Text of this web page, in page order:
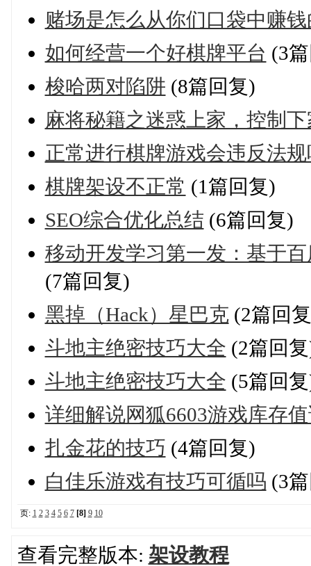
赌场是怎么从你们口袋中赚钱
如何经营一个好棋牌平台 (3
梭哈两对陷阱 (8篇回复)
麻将秘籍之迷惑上家，控制下
正常进行棋牌游戏会违反法规
棋牌架设不正常 (1篇回复)
SEO综合优化总结 (6篇回复)
移动开发学习第一发：基于
(7篇回复)
黑掉（Hack）星巴克(2篇回
斗地主绝密技巧大全 (2篇回
斗地主绝密技巧大全 (5篇回
详细解说网狐6603游戏库存
扎金花的技巧 (4篇回复)
白佳乐游戏有技巧可循吗 (3
页: 1 2 3 4 5 6 7 [8] 9 10
查看完整版本: 架设教程